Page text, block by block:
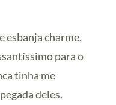
esbanja charme,
para o
tinha me
deles.